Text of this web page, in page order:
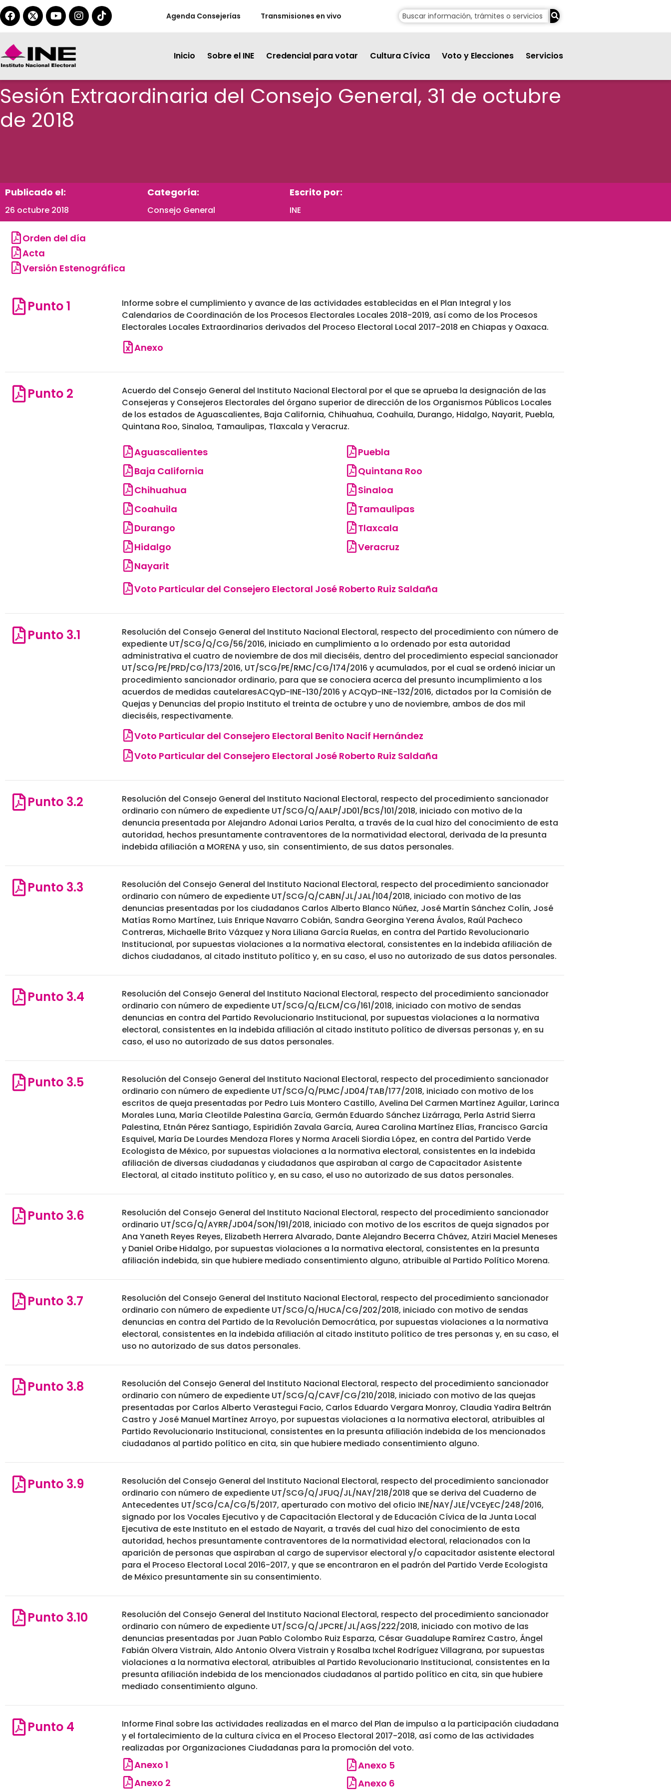
Agenda Consejerías Transmisiones en vivo
Inicio Sobre el INE Credencial para votar Cultura Cívica Voto y Elecciones Servicios
Sesión Extraordinaria del Consejo General, 31 de octubre
de 2018
Publicado el:
26 octubre 2018
Categoría:
Consejo General
Escrito por:
INE
Orden del día
Acta
Versión Estenográfica
Punto 1
Informe sobre el cumplimiento y avance de las actividades establecidas en el Plan Integral y los
Calendarios de Coordinación de los Procesos Electorales Locales 2018-2019, así como de los Procesos
Electorales Locales Extraordinarios derivados del Proceso Electoral Local 2017-2018 en Chiapas y Oaxaca.
Anexo
Punto 2
Acuerdo del Consejo General del Instituto Nacional Electoral por el que se aprueba la designación de las
Consejeras y Consejeros Electorales del órgano superior de dirección de los Organismos Públicos Locales
de los estados de Aguascalientes, Baja California, Chihuahua, Coahuila, Durango, Hidalgo, Nayarit, Puebla,
Quintana Roo, Sinaloa, Tamaulipas, Tlaxcala y Veracruz.
Aguascalientes
Baja California
Chihuahua
Coahuila
Durango
Hidalgo
Nayarit
Puebla
Quintana Roo
Sinaloa
Tamaulipas
Tlaxcala
Veracruz
Voto Particular del Consejero Electoral José Roberto Ruiz Saldaña
Punto 3.1
Resolución del Consejo General del Instituto Nacional Electoral, respecto del procedimiento con número de
expediente UT/SCG/Q/CG/56/2016, iniciado en cumplimiento a lo ordenado por esta autoridad
administrativa el cuatro de noviembre de dos mil dieciséis, dentro del procedimiento especial sancionador
UT/SCG/PE/PRD/CG/173/2016, UT/SCG/PE/RMC/CG/174/2016 y acumulados, por el cual se ordenó iniciar un
procedimiento sancionador ordinario, para que se conociera acerca del presunto incumplimiento a los
acuerdos de medidas cautelaresACQyD-INE-130/2016 y ACQyD-INE-132/2016, dictados por la Comisión de
Quejas y Denuncias del propio Instituto el treinta de octubre y uno de noviembre, ambos de dos mil
dieciséis, respectivamente.
Voto Particular del Consejero Electoral Benito Nacif Hernández
Voto Particular del Consejero Electoral José Roberto Ruiz Saldaña
Punto 3.2
Resolución del Consejo General del Instituto Nacional Electoral, respecto del procedimiento sancionador
ordinario con número de expediente UT/SCG/Q/AALP/JD01/BCS/101/2018, iniciado con motivo de la
denuncia presentada por Alejandro Adonai Larios Peralta, a través de la cual hizo del conocimiento de esta
autoridad, hechos presuntamente contraventores de la normatividad electoral, derivada de la presunta
indebida afiliación a MORENA y uso, sin consentimiento, de sus datos personales.
Punto 3.3
Resolución del Consejo General del Instituto Nacional Electoral, respecto del procedimiento sancionador
ordinario con número de expediente UT/SCG/Q/CABN/JL/JAL/104/2018, iniciado con motivo de las
denuncias presentadas por los ciudadanos Carlos Alberto Blanco Núñez, José Martín Sánchez Colín, José
Matías Romo Martínez, Luis Enrique Navarro Cobián, Sandra Georgina Yerena Ávalos, Raúl Pacheco
Contreras, Michaelle Brito Vázquez y Nora Liliana García Ruelas, en contra del Partido Revolucionario
Institucional, por supuestas violaciones a la normativa electoral, consistentes en la indebida afiliación de
dichos ciudadanos, al citado instituto político y, en su caso, el uso no autorizado de sus datos personales.
Punto 3.4
Resolución del Consejo General del Instituto Nacional Electoral, respecto del procedimiento sancionador
ordinario con número de expediente UT/SCG/Q/ELCM/CG/161/2018, iniciado con motivo de sendas
denuncias en contra del Partido Revolucionario Institucional, por supuestas violaciones a la normativa
electoral, consistentes en la indebida afiliación al citado instituto político de diversas personas y, en su
caso, el uso no autorizado de sus datos personales.
Punto 3.5
Resolución del Consejo General del Instituto Nacional Electoral, respecto del procedimiento sancionador
ordinario con número de expediente UT/SCG/Q/PLMC/JD04/TAB/177/2018, iniciado con motivo de los
escritos de queja presentadas por Pedro Luis Montero Castillo, Avelina Del Carmen Martínez Aguilar, Larinca
Morales Luna, María Cleotilde Palestina García, Germán Eduardo Sánchez Lizárraga, Perla Astrid Sierra
Palestina, Etnán Pérez Santiago, Espiridión Zavala García, Aurea Carolina Martínez Elías, Francisco García
Esquivel, María De Lourdes Mendoza Flores y Norma Araceli Siordia López, en contra del Partido Verde
Ecologista de México, por supuestas violaciones a la normativa electoral, consistentes en la indebida
afiliación de diversas ciudadanas y ciudadanos que aspiraban al cargo de Capacitador Asistente
Electoral, al citado instituto político y, en su caso, el uso no autorizado de sus datos personales.
Punto 3.6
Resolución del Consejo General del Instituto Nacional Electoral, respecto del procedimiento sancionador
ordinario UT/SCG/Q/AYRR/JD04/SON/191/2018, iniciado con motivo de los escritos de queja signados por
Ana Yaneth Reyes Reyes, Elizabeth Herrera Alvarado, Dante Alejandro Becerra Chávez, Atziri Maciel Meneses
y Daniel Oribe Hidalgo, por supuestas violaciones a la normativa electoral, consistentes en la presunta
afiliación indebida, sin que hubiere mediado consentimiento alguno, atribuible al Partido Político Morena.
Punto 3.7
Resolución del Consejo General del Instituto Nacional Electoral, respecto del procedimiento sancionador
ordinario con número de expediente UT/SCG/Q/HUCA/CG/202/2018, iniciado con motivo de sendas
denuncias en contra del Partido de la Revolución Democrática, por supuestas violaciones a la normativa
electoral, consistentes en la indebida afiliación al citado instituto político de tres personas y, en su caso, el
uso no autorizado de sus datos personales.
Punto 3.8
Resolución del Consejo General del Instituto Nacional Electoral, respecto del procedimiento sancionador
ordinario con número de expediente UT/SCG/Q/CAVF/CG/210/2018, iniciado con motivo de las quejas
presentadas por Carlos Alberto Verastegui Facio, Carlos Eduardo Vergara Monroy, Claudia Yadira Beltrán
Castro y José Manuel Martínez Arroyo, por supuestas violaciones a la normativa electoral, atribuibles al
Partido Revolucionario Institucional, consistentes en la presunta afiliación indebida de los mencionados
ciudadanos al partido político en cita, sin que hubiere mediado consentimiento alguno.
Punto 3.9
Resolución del Consejo General del Instituto Nacional Electoral, respecto del procedimiento sancionador
ordinario con número de expediente UT/SCG/Q/JFUQ/JL/NAY/218/2018 que se deriva del Cuaderno de
Antecedentes UT/SCG/CA/CG/5/2017, aperturado con motivo del oficio INE/NAY/JLE/VCEyEC/248/2016,
signado por los Vocales Ejecutivo y de Capacitación Electoral y de Educación Cívica de la Junta Local
Ejecutiva de este Instituto en el estado de Nayarit, a través del cual hizo del conocimiento de esta
autoridad, hechos presuntamente contraventores de la normatividad electoral, relacionados con la
aparición de personas que aspiraban al cargo de supervisor electoral y/o capacitador asistente electoral
para el Proceso Electoral Local 2016-2017, y que se encontraron en el padrón del Partido Verde Ecologista
de México presuntamente sin su consentimiento.
Punto 3.10
Resolución del Consejo General del Instituto Nacional Electoral, respecto del procedimiento sancionador
ordinario con número de expediente UT/SCG/Q/JPCRE/JL/AGS/222/2018, iniciado con motivo de las
denuncias presentadas por Juan Pablo Colombo Ruiz Esparza, César Guadalupe Ramírez Castro, Ángel
Fabián Olvera Vistrain, Aldo Antonio Olvera Vistrain y Rosalba Ixchel Rodríguez Villagrana, por supuestas
violaciones a la normativa electoral, atribuibles al Partido Revolucionario Institucional, consistentes en la
presunta afiliación indebida de los mencionados ciudadanos al partido político en cita, sin que hubiere
mediado consentimiento alguno.
Punto 4
Informe Final sobre las actividades realizadas en el marco del Plan de impulso a la participación ciudadana
y el fortalecimiento de la cultura cívica en el Proceso Electoral 2017-2018, así como de las actividades
realizadas por Organizaciones Ciudadanas para la promoción del voto.
Anexo 1
Anexo 2
Anexo 5
Anexo 6